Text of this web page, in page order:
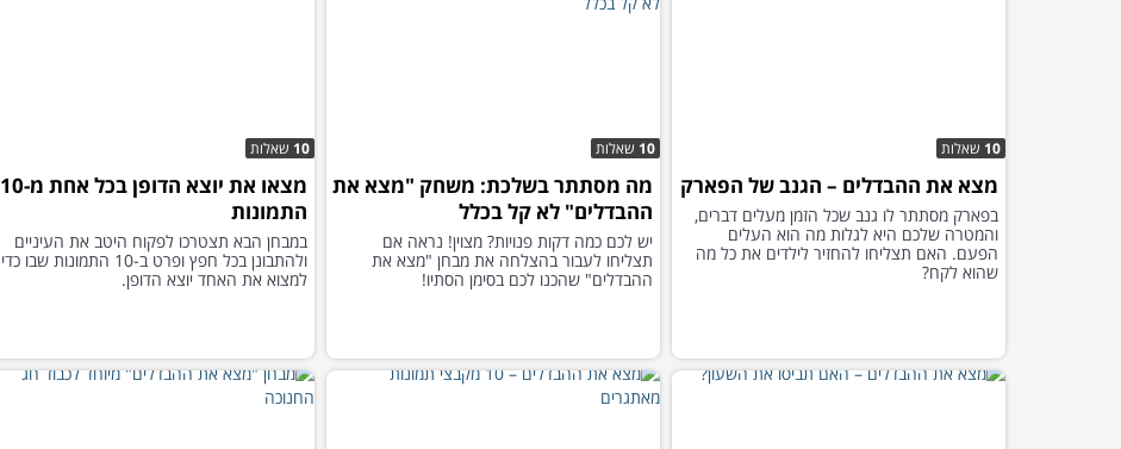
10 שאלות
מצא את ההבדלים – הגנב של הפארק
בפארק מסתתר לו גנב שכל הזמן מעלים דברים,
והמטרה שלכם היא לגלות מה הוא העלים
הפעם. האם תצליחו להחזיר לילדים את כל מה
שהוא לקח?
10 שאלות
מה מסתתר בשלכת: משחק "מצא את
ההבדלים" לא קל בכלל
יש לכם כמה דקות פנויות? מצוין! נראה אם
תצליחו לעבור בהצלחה את מבחן "מצא את
ההבדלים" שהכנו לכם בסימן הסתיו!
10 שאלות
מצאו את יוצא הדופן בכל אחת מ-10
התמונות
במבחן הבא תצטרכו לפקוח היטב את העיניים
ולהתבונן בכל חפץ ופרט ב-10 התמונות שבו כדי
למצוא את האחד יוצא הדופן.